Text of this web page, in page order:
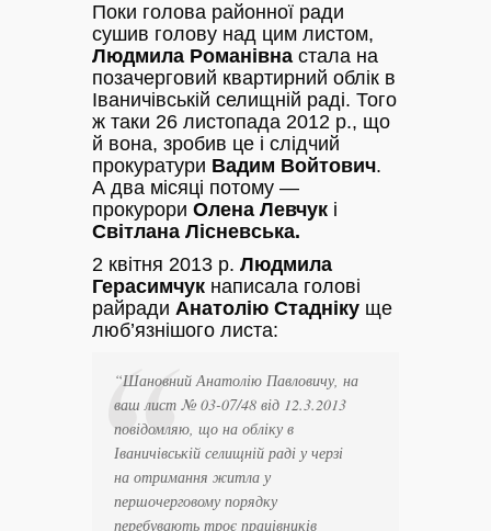
Поки голова районної ради
сушив голову над цим листом,
Людмила Романівна стала на
позачерговий квартирний облік в
Іваничівській селищній раді. Того
ж таки 26 листопада 2012 р., що
й вона, зробив це і слідчий
прокуратури Вадим Войтович.
А два місяці потому —
прокурори Олена Левчук і
Світлана Лісневська.
2 квітня 2013 р. Людмила
Герасимчук написала голові
райради Анатолію Стадніку ще
люб’язнішого листа:
“Шановний Анатолію Павловичу, на
ваш лист № 03-07/48 від 12.3.2013
повідомляю, що на обліку в
Іваничівській селищній раді у черзі
на отримання житла у
першочерговому порядку
перебувають троє працівників